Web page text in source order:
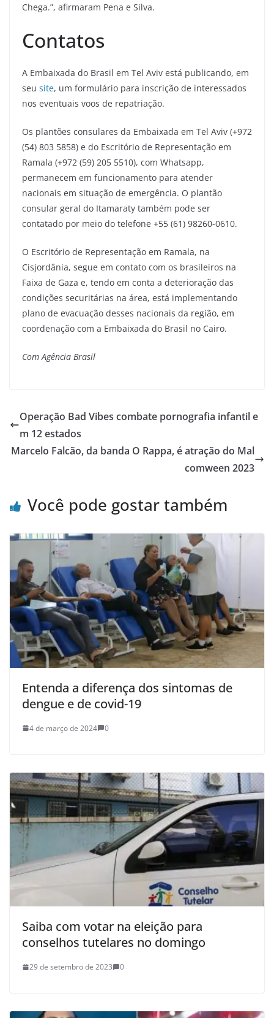
Chega.”, afirmaram Pena e Silva.
Contatos
A Embaixada do Brasil em Tel Aviv está publicando, em
seu site, um formulário para inscrição de interessados
nos eventuais voos de repatriação.
Os plantões consulares da Embaixada em Tel Aviv (+972
(54) 803 5858) e do Escritório de Representação em
Ramala (+972 (59) 205 5510), com Whatsapp,
permanecem em funcionamento para atender
nacionais em situação de emergência. O plantão
consular geral do Itamaraty também pode ser
contatado por meio do telefone +55 (61) 98260-0610.
O Escritório de Representação em Ramala, na
Cisjordânia, segue em contato com os brasileiros na
Faixa de Gaza e, tendo em conta a deterioração das
condições securitárias na área, está implementando
plano de evacuação desses nacionais da região, em
coordenação com a Embaixada do Brasil no Cairo.
Com Agência Brasil
Operação Bad Vibes combate pornografia infantil e
m 12 estados
Marcelo Falcão, da banda O Rappa, é atração do Mal
comween 2023
Você pode gostar também
Entenda a diferença dos sintomas de
dengue e de covid-19
4 de março de 2024 0
Saiba com votar na eleição para
conselhos tutelares no domingo
29 de setembro de 2023 0